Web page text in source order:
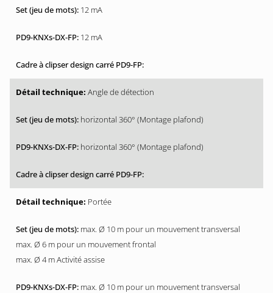
12 mA
12 mA
Angle de détection
horizontal 360° (Montage plafond)
horizontal 360° (Montage plafond)
Portée
max. Ø 10 m pour un mouvement transversal
max. Ø 6 m pour un mouvement frontal
max. Ø 4 m Activité assise
max. Ø 10 m pour un mouvement transversal